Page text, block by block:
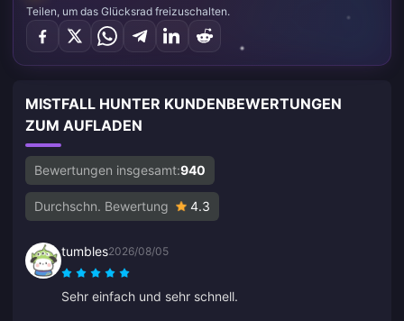
Teilen, um das Glücksrad freizuschalten.
MISTFALL HUNTER KUNDENBEWERTUNGEN
ZUM AUFLADEN
Bewertungen insgesamt:940
Durchschn. Bewertung 4.3
tumbles2026/08/05
Sehr einfach und sehr schnell.